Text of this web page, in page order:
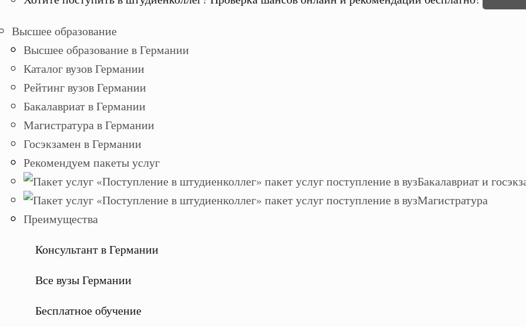
Высшее образование
Высшее образование в Германии
Каталог вузов Германии
Рейтинг вузов Германии
Бакалавриат в Германии
Магистратура в Германии
Госэкзамен в Германии
Рекомендуем пакеты услуг
Бакалавриат и
Магистратура
Преимущества
Консультант в Германии
Все вузы Германии
Бесплатное обучение